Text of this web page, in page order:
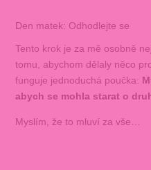
Den matek: Odhodlejte se
Tento krok je za mě osobně
tomu, abychom dělaly něco
funguje jednoduchá poučka:
abych se mohla starat o
Myslím, že to mluví za vše…